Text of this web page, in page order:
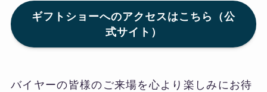
ギフトショーへのアクセスはこちら（公
式サイト）
バイヤーの皆様のご来場を心より楽しみにお待